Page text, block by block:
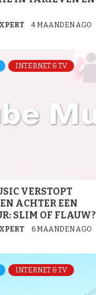
4 MAANDEN AGO
INTERNET & TV
VERSTOPT
ACHTER EEN
SLIM OF FLAUW?
6 MAANDEN AGO
INTERNET & TV